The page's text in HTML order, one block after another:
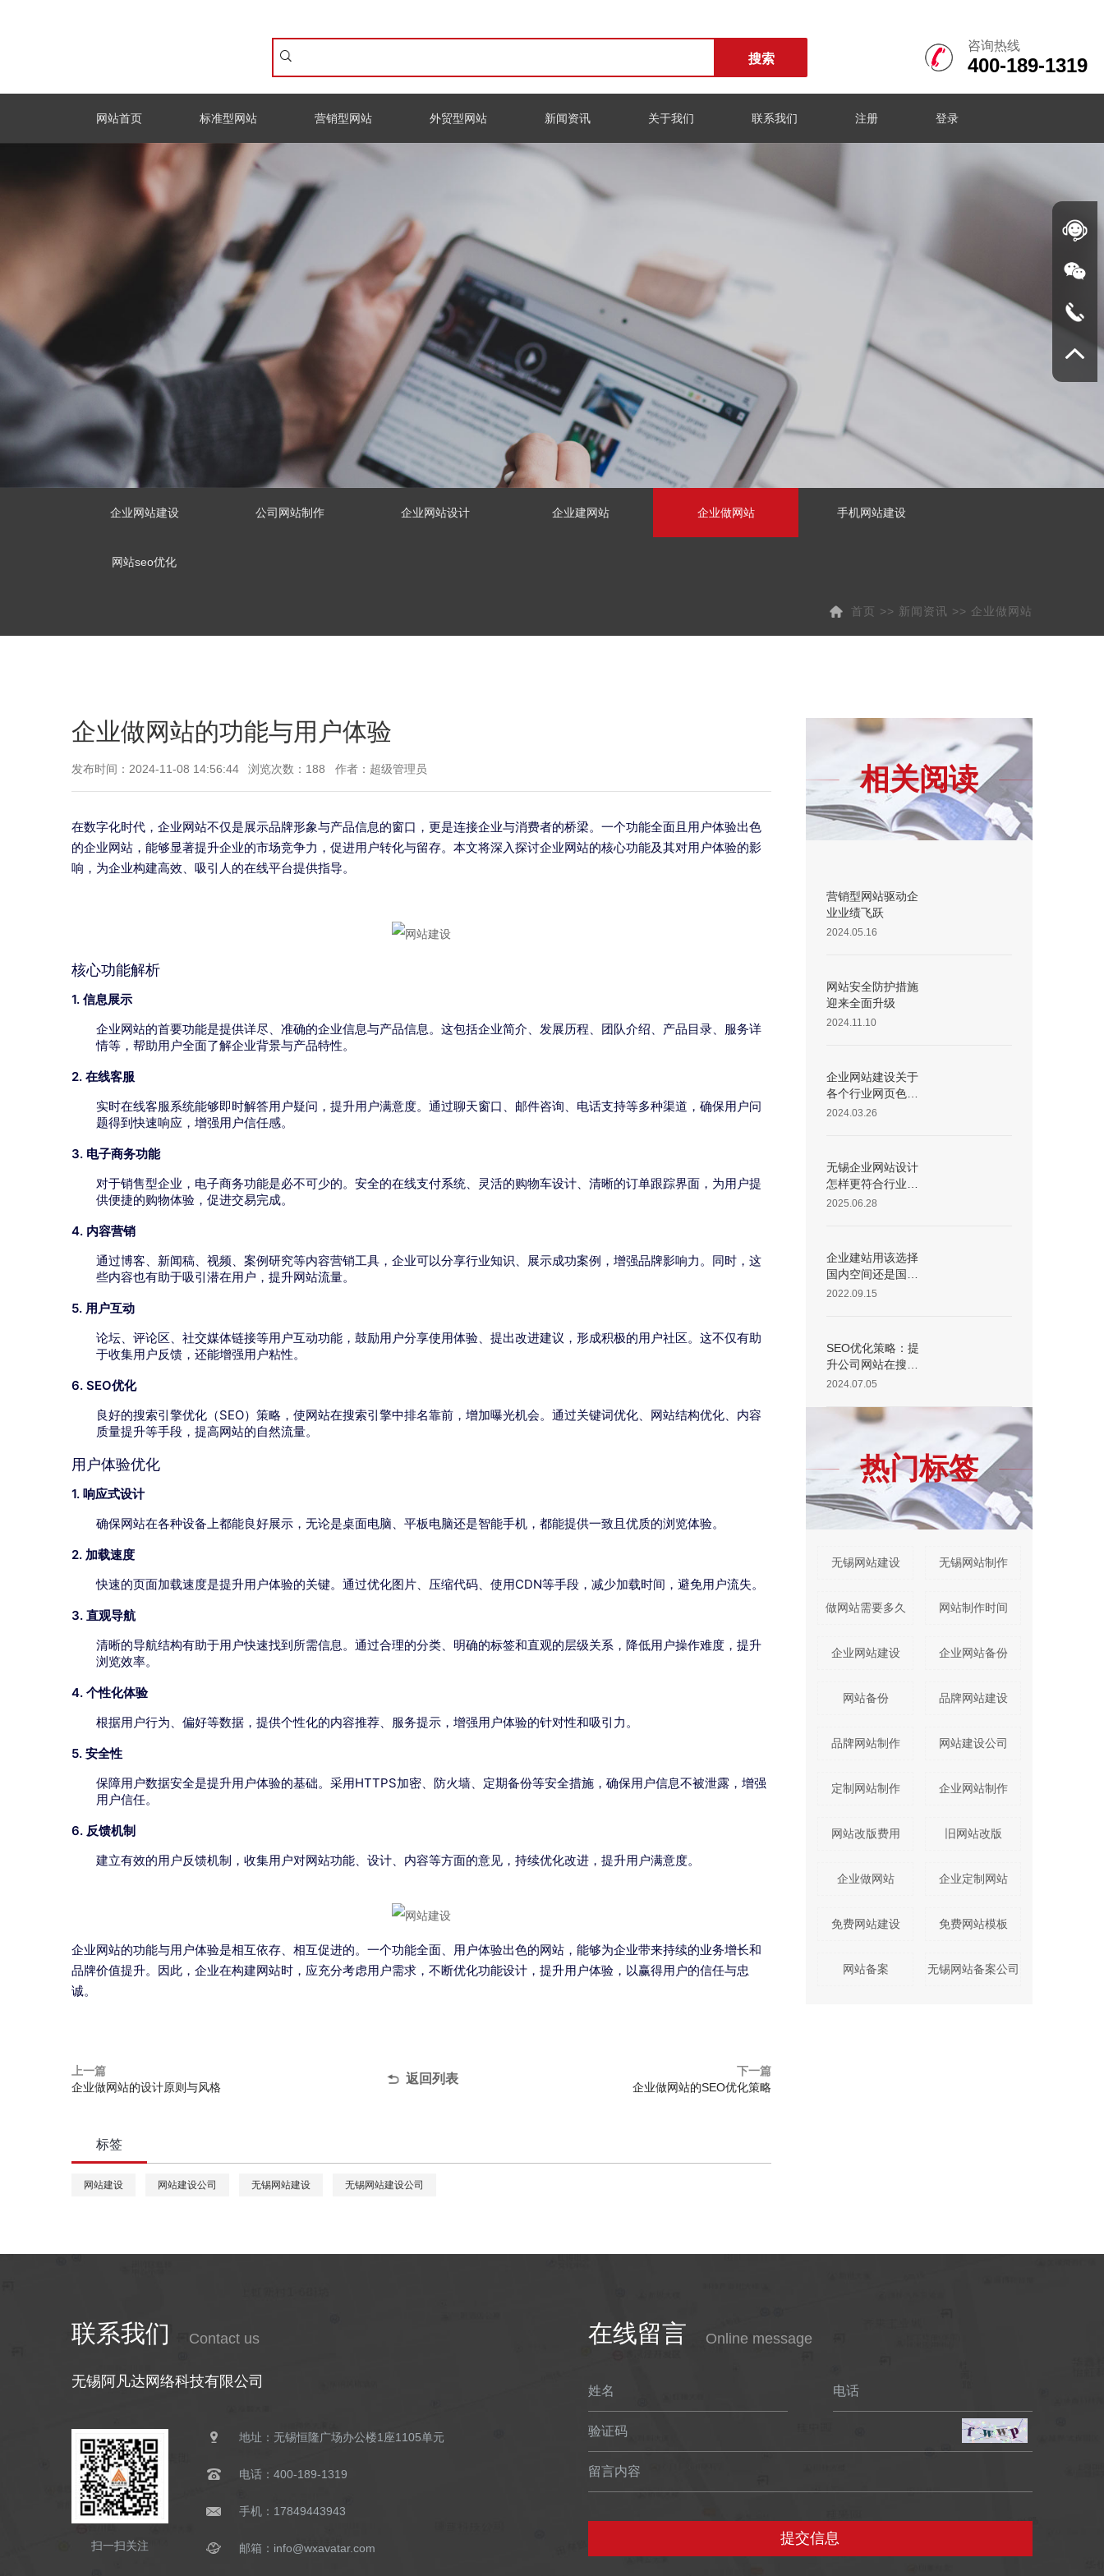
咨询热线
400-189-1319
网站首页 标准型网站 营销型网站 外贸型网站 新闻资讯 关于我们 联系我们 注册 登录
企业网站建设 公司网站制作 企业网站设计 企业建网站 企业做网站 手机网站建设
网站seo优化
首页 >> 新闻资讯 >> 企业做网站
企业做网站的功能与用户体验
发布时间：2024-11-08 14:56:44 浏览次数：188 作者：超级管理员
在数字化时代，企业网站不仅是展示品牌形象与产品信息的窗口，更是连接企业与消费者的桥梁。一个功能全面且用户体验出色
的企业网站，能够显著提升企业的市场竞争力，促进用户转化与留存。本文将深入探讨企业网站的核心功能及其对用户体验的影
响，为企业构建高效、吸引人的在线平台提供指导。
核心功能解析
1. 信息展示
企业网站的首要功能是提供详尽、准确的企业信息与产品信息。这包括企业简介、发展历程、团队介绍、产品目录、服务详
情等，帮助用户全面了解企业背景与产品特性。
2. 在线客服
实时在线客服系统能够即时解答用户疑问，提升用户满意度。通过聊天窗口、邮件咨询、电话支持等多种渠道，确保用户问
题得到快速响应，增强用户信任感。
3. 电子商务功能
对于销售型企业，电子商务功能是必不可少的。安全的在线支付系统、灵活的购物车设计、清晰的订单跟踪界面，为用户提
供便捷的购物体验，促进交易完成。
4. 内容营销
通过博客、新闻稿、视频、案例研究等内容营销工具，企业可以分享行业知识、展示成功案例，增强品牌影响力。同时，这
些内容也有助于吸引潜在用户，提升网站流量。
5. 用户互动
论坛、评论区、社交媒体链接等用户互动功能，鼓励用户分享使用体验、提出改进建议，形成积极的用户社区。这不仅有助
于收集用户反馈，还能增强用户粘性。
6. SEO优化
良好的搜索引擎优化（SEO）策略，使网站在搜索引擎中排名靠前，增加曝光机会。通过关键词优化、网站结构优化、内容
质量提升等手段，提高网站的自然流量。
用户体验优化
1. 响应式设计
确保网站在各种设备上都能良好展示，无论是桌面电脑、平板电脑还是智能手机，都能提供一致且优质的浏览体验。
2. 加载速度
快速的页面加载速度是提升用户体验的关键。通过优化图片、压缩代码、使用CDN等手段，减少加载时间，避免用户流失。
3. 直观导航
清晰的导航结构有助于用户快速找到所需信息。通过合理的分类、明确的标签和直观的层级关系，降低用户操作难度，提升
浏览效率。
4. 个性化体验
根据用户行为、偏好等数据，提供个性化的内容推荐、服务提示，增强用户体验的针对性和吸引力。
5. 安全性
保障用户数据安全是提升用户体验的基础。采用HTTPS加密、防火墙、定期备份等安全措施，确保用户信息不被泄露，增强
用户信任。
6. 反馈机制
建立有效的用户反馈机制，收集用户对网站功能、设计、内容等方面的意见，持续优化改进，提升用户满意度。
企业网站的功能与用户体验是相互依存、相互促进的。一个功能全面、用户体验出色的网站，能够为企业带来持续的业务增长和
品牌价值提升。因此，企业在构建网站时，应充分考虑用户需求，不断优化功能设计，提升用户体验，以赢得用户的信任与忠
诚。
上一篇
企业做网站的设计原则与风格
下一篇
企业做网站的SEO优化策略
返回列表
标签
网站建设 网站建设公司 无锡网站建设 无锡网站建设公司
相关阅读
营销型网站驱动企
业业绩飞跃
2024.05.16
网站安全防护措施
迎来全面升级
2024.11.10
企业网站建设关于
各个行业网页色彩
的定制
2024.03.26
无锡企业网站设计
怎样更符合行业特
点？
2025.06.28
企业建站用该选择
国内空间还是国外
空间
2022.09.15
SEO优化策略：提
升公司网站在搜索
引擎中的排名
2024.07.05
热门标签
无锡网站建设 无锡网站制作
做网站需要多久 网站制作时间
企业网站建设 企业网站备份
网站备份 品牌网站建设
品牌网站制作 网站建设公司
定制网站制作 企业网站制作
网站改版费用 旧网站改版
企业做网站 企业定制网站
免费网站建设 免费网站模板
网站备案 无锡网站备案公司
在线留言 Online message
姓名 电话
验证码
留言内容
提交信息
联系我们 Contact us
无锡阿凡达网络科技有限公司
扫一扫关注
地址：无锡恒隆广场办公楼1座1105单元
电话：400-189-1319
手机：17849443943
邮箱：info@wxavatar.com